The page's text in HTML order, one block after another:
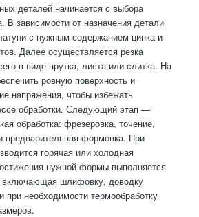
деталей начинается с выбора
В зависимости от назначения детали
с нужным содержанием цинка и
Далее осуществляется резка
в виде прутка, листа или слитка. На
ровную поверхность и
напряжения, чтобы избежать
обработки. Следующий этап —
обработка: фрезеровка, точение,
предварительная формовка. При
горячая или холодная
нужной формы выполняется
включающая шлифовку, доводку
при необходимости термообработку